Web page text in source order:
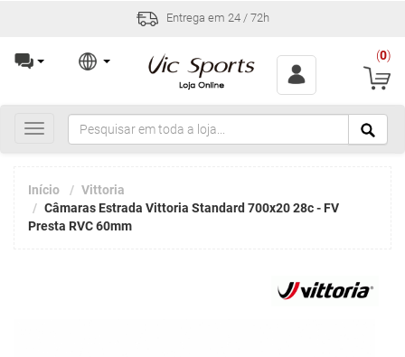
Entrega em 24 / 72h
(0)
Toggle
navigation
Início
Vittoria
Câmaras Estrada Vittoria Standard 700x20 28c - FV
Presta RVC 60mm